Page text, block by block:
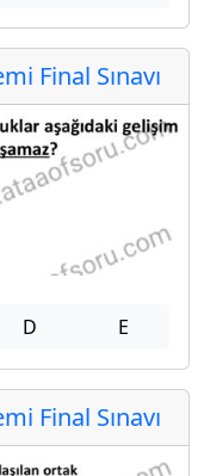
Final Sınavı
D E
Final Sınavı